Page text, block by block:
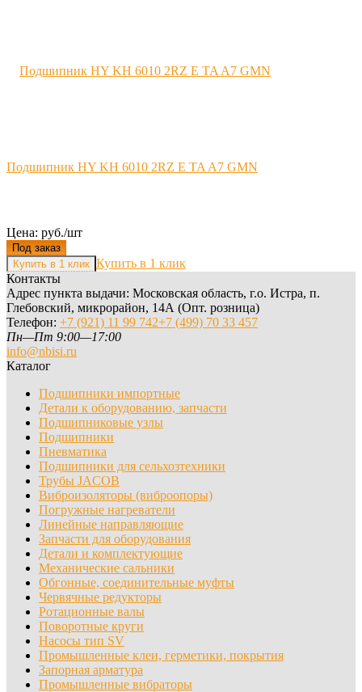
Подшипник HY KH 6010 2RZ E TA A7 GMN
Цена: руб./шт
Под заказ
Купить в 1 клик
Контакты
Адрес пункта выдачи: Московская область, г.о. Истра, п.
Глебовский, микрорайон, 14А (Опт. розница)
Телефон: +7 (921) 11 99 742+7 (499) 70 33 457
Пн—Пт 9:00—17:00
info@nbisi.ru
Каталог
Подшипники импортные
Детали к оборудованию, запчасти
Подшипниковые узлы
Подшипники
Пневматика
Подшипники для сельхозтехники
Трубы JACOB
Виброизоляторы (виброопоры)
Погружные нагреватели
Линейные направляющие
Запчасти для оборудования
Детали и комплектующие
Механические сальники
Обгонные, соединительные муфты
Червячные редукторы
Ротационные валы
Поворотные круги
Насосы тип SV
Промышленные клеи, герметики, покрытия
Запорная арматура
Промышленные вибраторы